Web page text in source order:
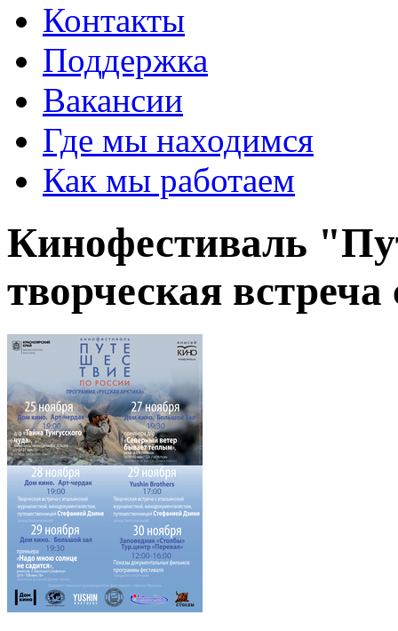
Контакты
Поддержка
Вакансии
Где мы находимся
Как мы работаем
Кинофестиваль
творческая